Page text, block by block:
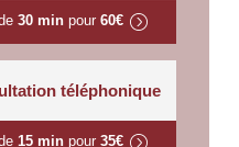
30 minpour 60€
téléphonique
15 minpour 35€